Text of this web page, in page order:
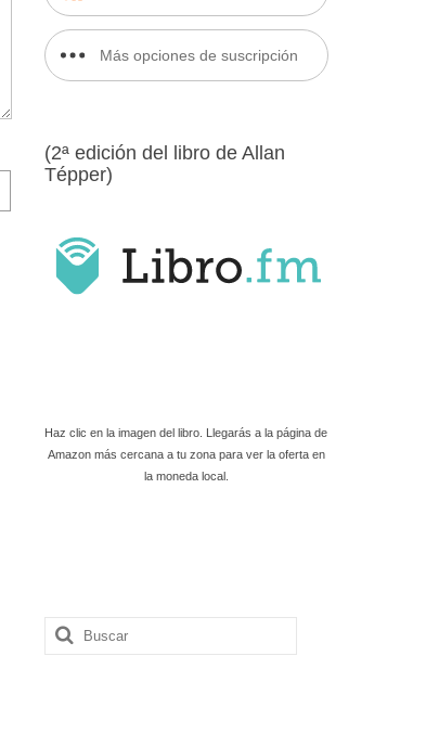
Más opciones de suscripción
(2ª edición del libro de Allan
Tépper)
Haz clic en la imagen del libro. Llegarás a la página de
Amazon más cercana a tu zona para ver la oferta en
la moneda local.
Buscar
por: